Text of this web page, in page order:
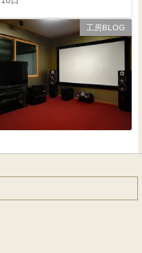
工房BLOG